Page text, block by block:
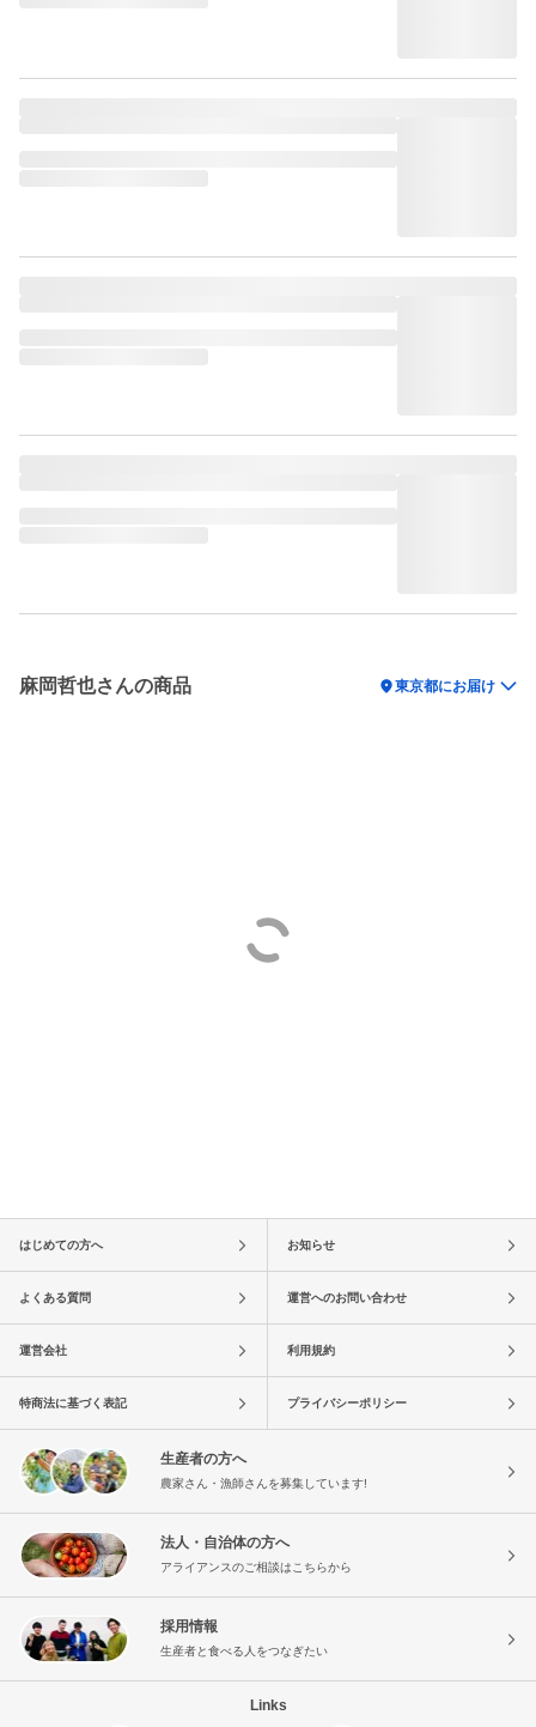
麻岡哲也さんの商品 location_on東京都にお届け
はじめての方へ お知らせ
よくある質問 運営へのお問い合わせ
運営会社 利用規約
特商法に基づく表記 プライバシーポリシー
生産者の方へ
農家さん・漁師さんを募集しています!
法人・自治体の方へ
アライアンスのご相談はこちらから
採用情報
生産者と食べる人をつなぎたい
Links